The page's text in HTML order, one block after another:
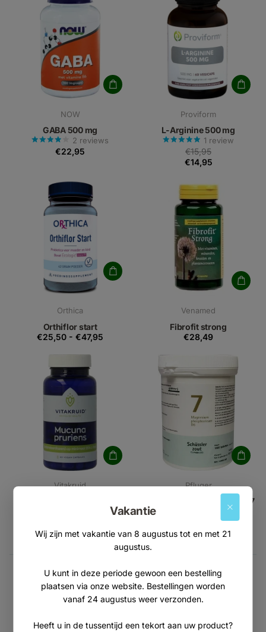
Vakantie
Wij zijn met vakantie van 8 augustus tot en met 21
augustus.
U kunt in deze periode gewoon een bestelling
plaatsen via onze website. Bestellingen worden
vanaf 24 augustus weer verzonden.
Heeft u in de tussentijd een tekort aan uw product?
NOW
GABA 500 mg
2 reviews
€22,95
Proviform
L-Arginine 500 mg
1 review
€15,95
€14,95
Orthica
Orthiflor start
€25,50 - €47,95
Venamed
Fibrofit strong
€28,49
Vitakruid Pfluger
Magnesium phosphoricum 7
Je hebt36van de209producten gezien